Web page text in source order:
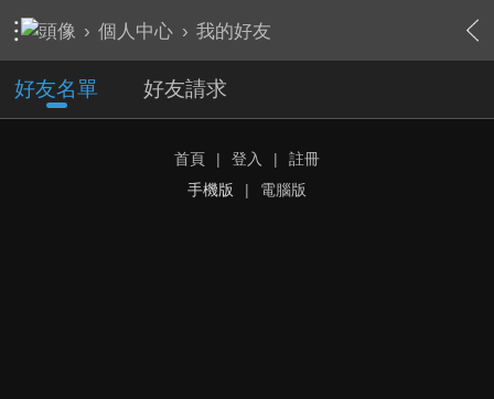
› 個人中心 › 我的好友
好友名單 好友請求
首頁 | 登入 |
註冊
手機版
| 電腦版